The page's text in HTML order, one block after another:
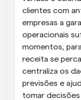
clientes com
empresas a
operacionais
momentos,
receita se
centraliza os
previsões e
tomar decisões